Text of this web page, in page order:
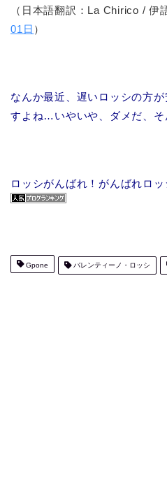
（日本語翻訳：La Chirico / 伊
01日 ）
なんか最近、遅いロッシの方
すよね…いやいや、ダメだ、
ロッシがんばれ！がんばれロ
Gpone バレンティーノ・ロッシ